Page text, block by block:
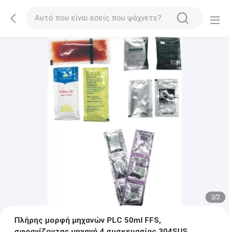
2/2
Πλήρης μορφή μηχανών PLC 50ml FFS,